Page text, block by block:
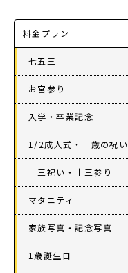
料金プラン
七五三
お宮参り
入学・卒業記念
1/2成人式・十歳の祝い
十三祝い・十三参り
マタニティ
家族写真・記念写真
1歳誕生日